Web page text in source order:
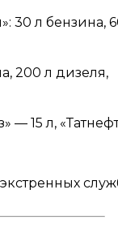
30 л бензина,
200 л дизеля,
— 15 л,